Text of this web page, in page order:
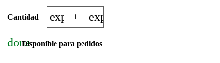
Cantidad expand_moreexpand_less
doneDisponible para pedidos